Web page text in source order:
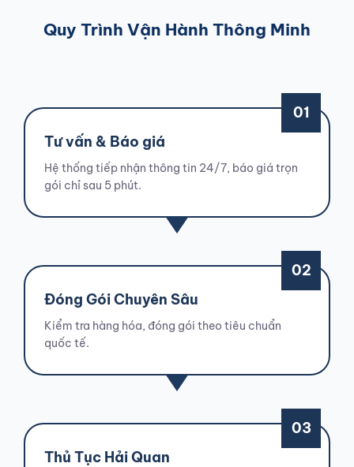
Quy Trình Vận Hành Thông Minh
01
Tư vấn & Báo giá
Hệ thống tiếp nhận thông tin 24/7, báo giá trọn
gói chỉ sau 5 phút.
02
Đóng Gói Chuyên Sâu
Kiểm tra hàng hóa, đóng gói theo tiêu chuẩn
quốc tế.
03
Thủ Tục Hải Quan